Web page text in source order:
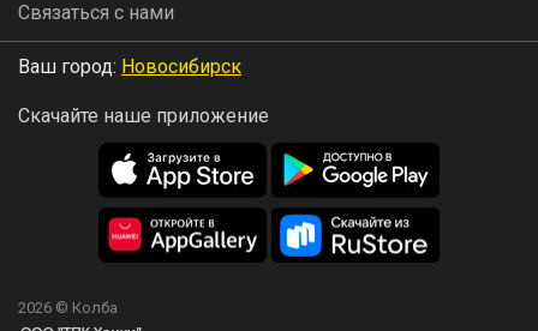
Связаться с нами
Ваш город: Новосибирск
Скачайте наше приложение
2026 © Колба